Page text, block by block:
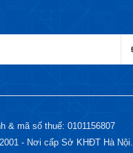
& mã số thuế: 0101156807
- Nơi cấp Sở KHĐT Hà Nội.